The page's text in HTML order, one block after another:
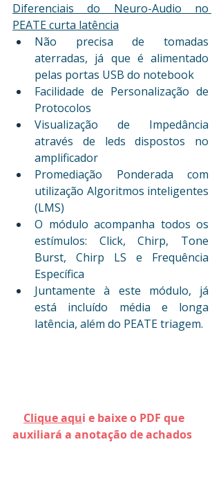
Diferenciais do Neuro-Audio no
PEATE curta latência
Não precisa de tomadas
aterradas, já que é alimentado
pelas portas USB do notebook
Facilidade de Personalização de
Protocolos
Visualização de Impedância
através de leds dispostos no
amplificador
Promediação Ponderada com
utilização Algoritmos inteligentes
(LMS)
O módulo acompanha todos os
estímulos: Click, Chirp, Tone
Burst, Chirp LS e Frequência
Específica
Juntamente à este módulo, já
está incluído média e longa
latência, além do PEATE triagem.
Clique aqui e baixe o PDF que
auxiliará a anotação de achados